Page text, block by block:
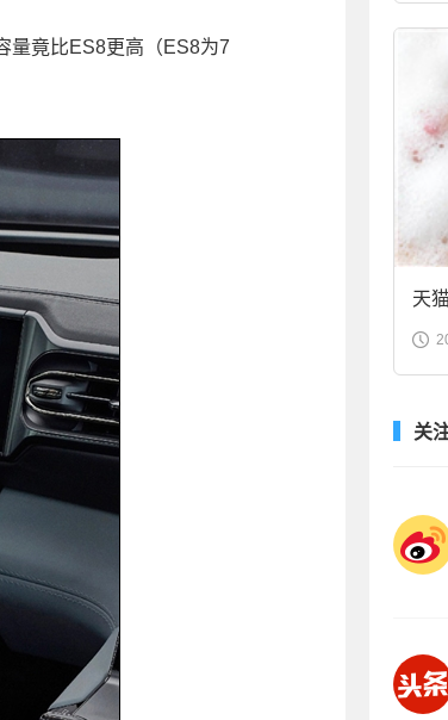
量竟比ES8更高（ES8为7
天
皂2
关